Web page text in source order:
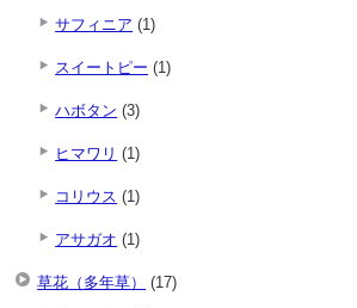
サフィニア (1)
スイートピー (1)
ハボタン (3)
ヒマワリ (1)
コリウス (1)
アサガオ (1)
草花（多年草）
(17)